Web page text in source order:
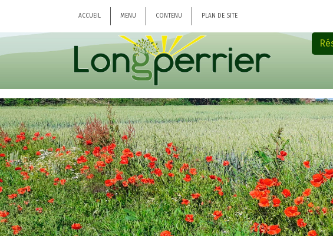
ACCUEIL MENU CONTENU PLAN DE SITE